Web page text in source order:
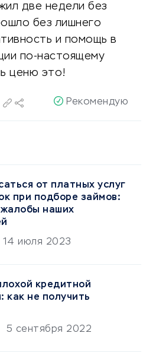
две недели без
без лишнего
и помощь в
по-настоящему
ценю это!
Рекомендую
от платных услуг
при подборе займов:
наших
14 июля 2023
кредитной
как не получить
5 сентября 2022